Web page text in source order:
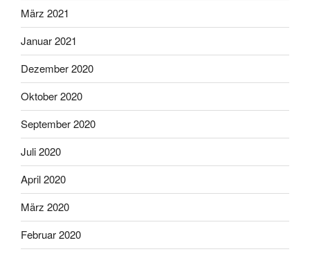
März 2021
Januar 2021
Dezember 2020
Oktober 2020
September 2020
Juli 2020
April 2020
März 2020
Februar 2020